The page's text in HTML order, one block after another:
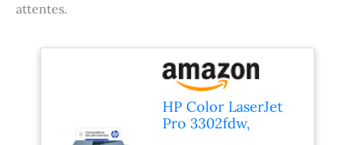
attentes.
HP Color LaserJet
Pro 3302fdw,